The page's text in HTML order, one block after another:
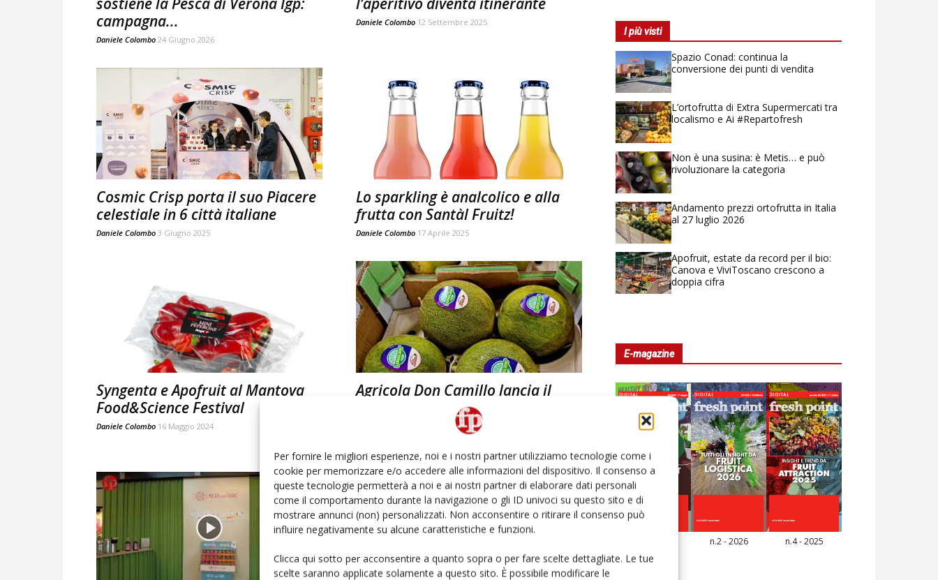
Per fornire le migliori esperienze, noi e i nostri partner utilizziamo tecnologie come i
cookie per memorizzare e/o accedere alle informazioni del dispositivo. Il consenso a
queste tecnologie permetterà a noi e ai nostri partner di elaborare dati personali
come il comportamento durante la navigazione o gli ID univoci su questo sito e di
mostrare annunci (non) personalizzati. Non acconsentire o ritirare il consenso può
influire negativamente su alcune caratteristiche e funzioni.
Clicca qui sotto per acconsentire a quanto sopra o per fare scelte dettagliate. Le tue
scelte saranno applicate solamente a questo sito. È possibile modificare le
campagna...
Daniele Colombo 24 Giugno 2026
Daniele Colombo 12 Settembre 2025
Cosmic Crisp porta il suo Piacere
celestiale in 6 città italiane
Daniele Colombo 3 Giugno 2025
Lo sparkling è analcolico e alla
frutta con Santàl Fruitz!
Daniele Colombo 17 Aprile 2025
Syngenta e Apofruit al Mantova
Food&Science Festival
Daniele Colombo 16 Maggio 2024
Agricola Don Camillo lancia il
melone da cocktail
#vocidellortofrutta
I più visti
Spazio Conad: continua la
conversione dei punti di vendita
L’ortofrutta di Extra Supermercati tra
localismo e Ai #Repartofresh
Non è una susina: è Metis… e può
rivoluzionare la categoria
Andamento prezzi ortofrutta in Italia
al 27 luglio 2026
Apofruit, estate da record per il bio:
Canova e ViviToscano crescono a
doppia cifra
E-magazine
n.2 - 2026 n.4 - 2025
Edicola Web